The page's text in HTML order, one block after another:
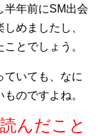
半年前にSM出会
めましたし、
とでしょう。
ていても、なに
のですよね。
んだこと